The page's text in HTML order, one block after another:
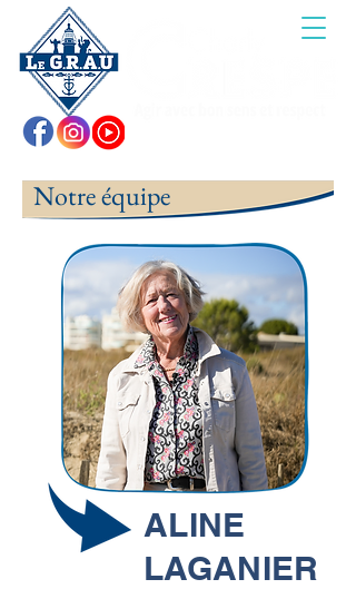
Notre équipe
ALINE
LAGANIER